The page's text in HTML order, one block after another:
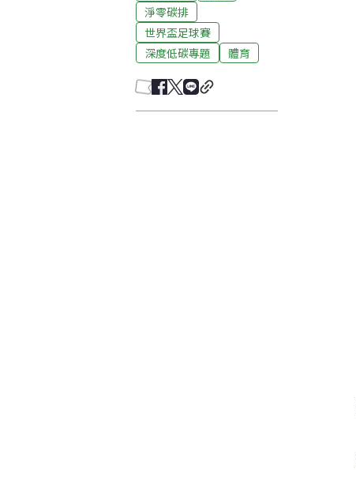
淨零碳排
世界盃足球賽
深度低碳專題
體育